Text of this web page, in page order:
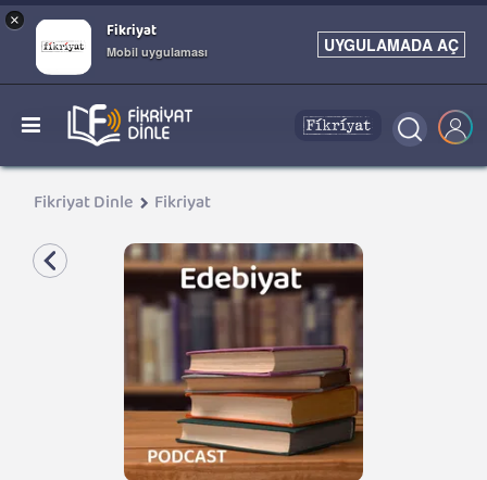
× Fikriyat
Mobil uygulaması UYGULAMADA AÇ
Fikriyat Dinle Fikriyat